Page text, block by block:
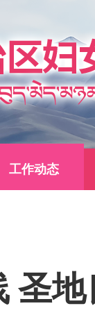
工作动态
圣